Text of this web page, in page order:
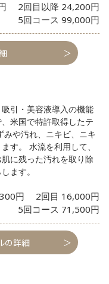
2回目以降 24,200円
5回コース 99,000円
引・美容液導入の機能
米国で特許取得したテ
みや汚れ、ニキビ、ニキ
す。 水流を利用して、
に残った汚れを取り除
ます。
円 2回目 16,000円
5回コース 71,500円
の詳細